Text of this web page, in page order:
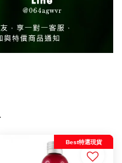
Best特選現貨